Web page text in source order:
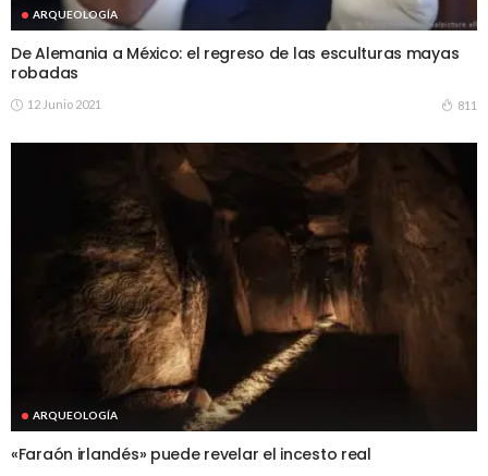
ARQUEOLOGÍA
De Alemania a México: el regreso de las esculturas mayas
robadas
12 Junio 2021 811
ARQUEOLOGÍA
«Faraón irlandés» puede revelar el incesto real